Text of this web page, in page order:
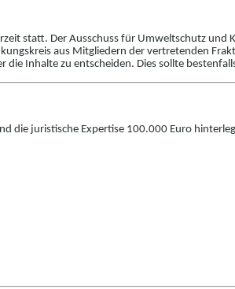
statt. Der Ausschuss für Umweltschutz und
aus Mitgliedern der vertretenden
die Inhalte zu entscheiden. Dies sollte
die juristische Expertise 100.000 Euro